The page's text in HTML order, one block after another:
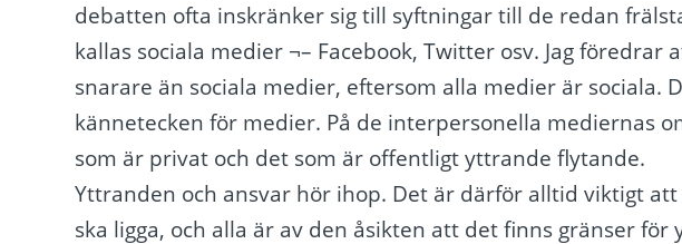
debatten ofta inskränker sig till syftningar till de redan
kallas sociala medier ¬– Facebook, Twitter osv. Jag
snarare än sociala medier, eftersom alla medier är sociala.
kännetecken för medier. På de interpersonella mediernas
som är privat och det som är offentligt yttrande flytande.
Yttranden och ansvar hör ihop. Det är därför alltid viktigt
ska ligga, och alla är av den åsikten att det finns gränser